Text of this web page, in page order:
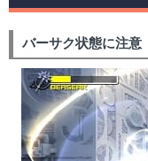
バーサク状態に注意